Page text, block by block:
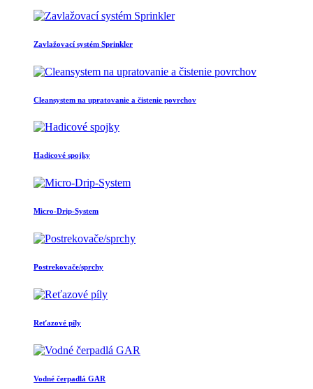
Zavlažovací systém Sprinkler
Cleansystem na upratovanie a čistenie povrchov
Hadicové spojky
Micro-Drip-System
Postrekovače/sprchy
Reťazové píly
Vodné čerpadlá GAR